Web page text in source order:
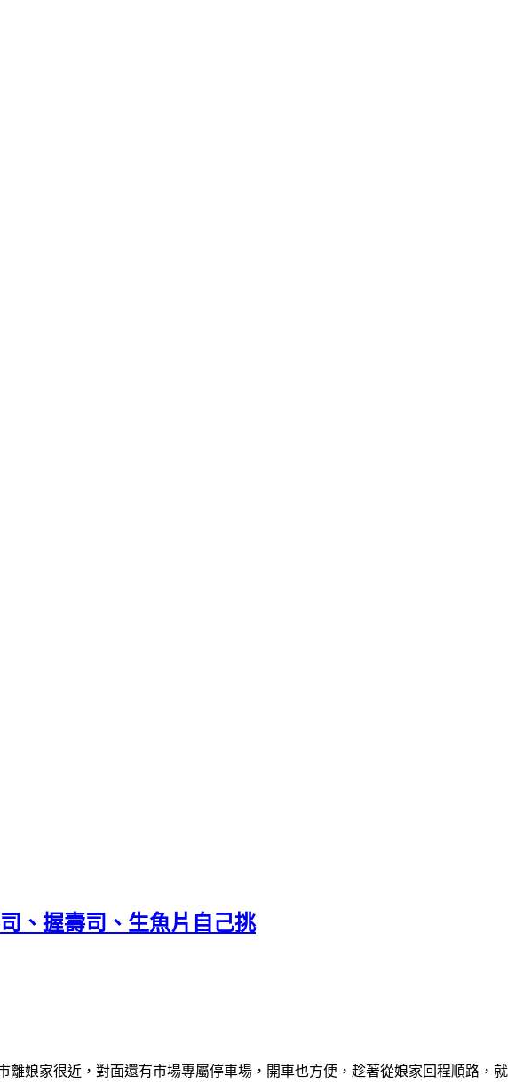
、握壽司、生魚片自己挑
娘家很近，對面還有市場專屬停車場，開車也方便，趁著從娘家回程順路，就